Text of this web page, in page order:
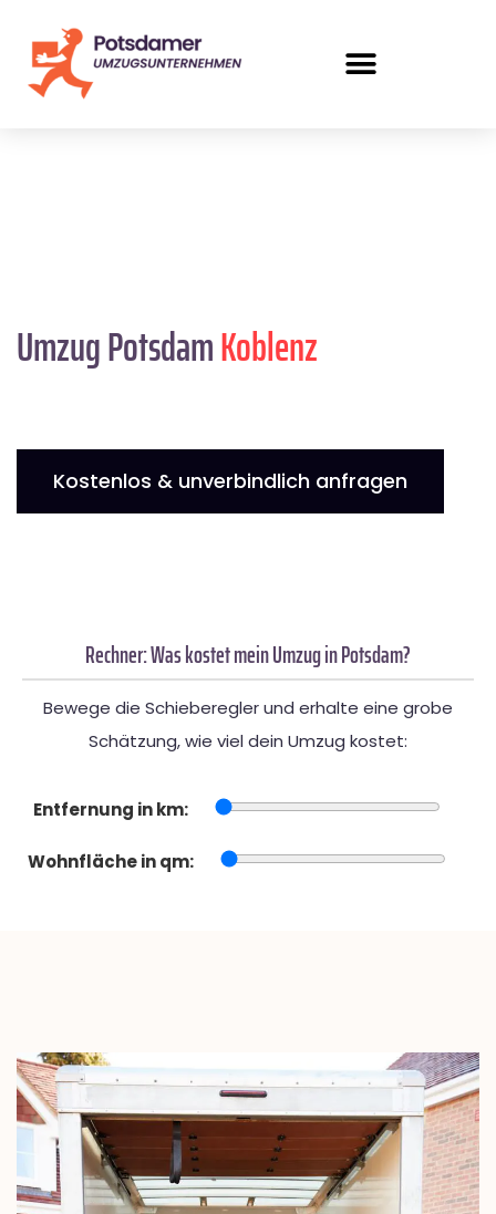
Umzug PotsdamKoblenz
Kostenlos & unverbindlich anfragen
Rechner: Was kostet mein Umzug in Potsdam?
Bewege die Schieberegler und erhalte eine grobe
Schätzung, wie viel dein Umzug kostet:
Entfernung in km:
Wohnfläche in qm: